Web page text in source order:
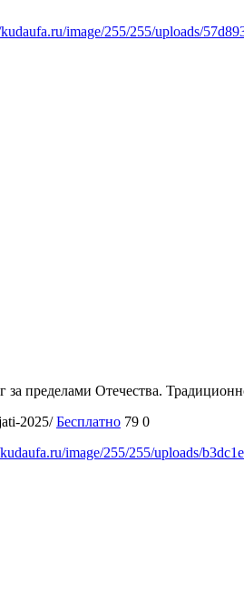
image/255/255/uploads/
пределами Отечества.
2025/ Бесплатно 79 0
image/255/255/uploads/